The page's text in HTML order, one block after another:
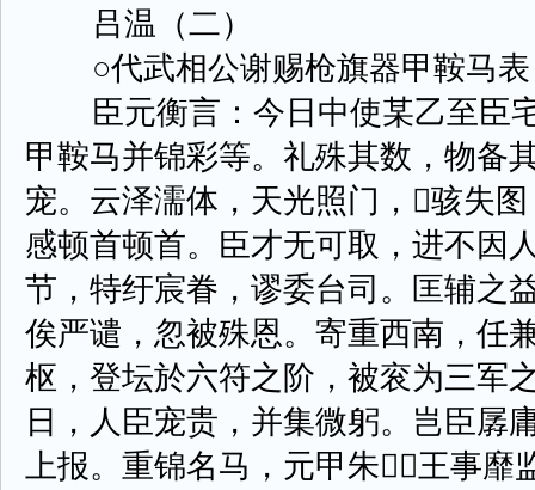
吕温（二）
○代武相公谢赐枪旗器甲鞍马表
臣元衡言：今日中使某乙至臣
甲鞍马并锦彩等。礼殊其数，物备
宠。云泽濡体，天光照门，骇失
感顿首顿首。臣才无可取，进不因
节，特纡宸眷，谬委台司。匡辅之
俟严谴，忽被殊恩。寄重西南，任
枢，登坛於六符之阶，被衮为三军
日，人臣宠贵，并集微躬。岂臣孱
上报。重锦名马，元甲朱，王事